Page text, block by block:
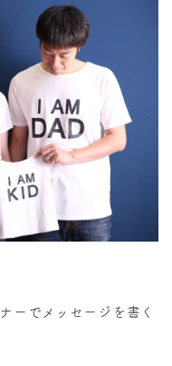
ーでメッセージを書く